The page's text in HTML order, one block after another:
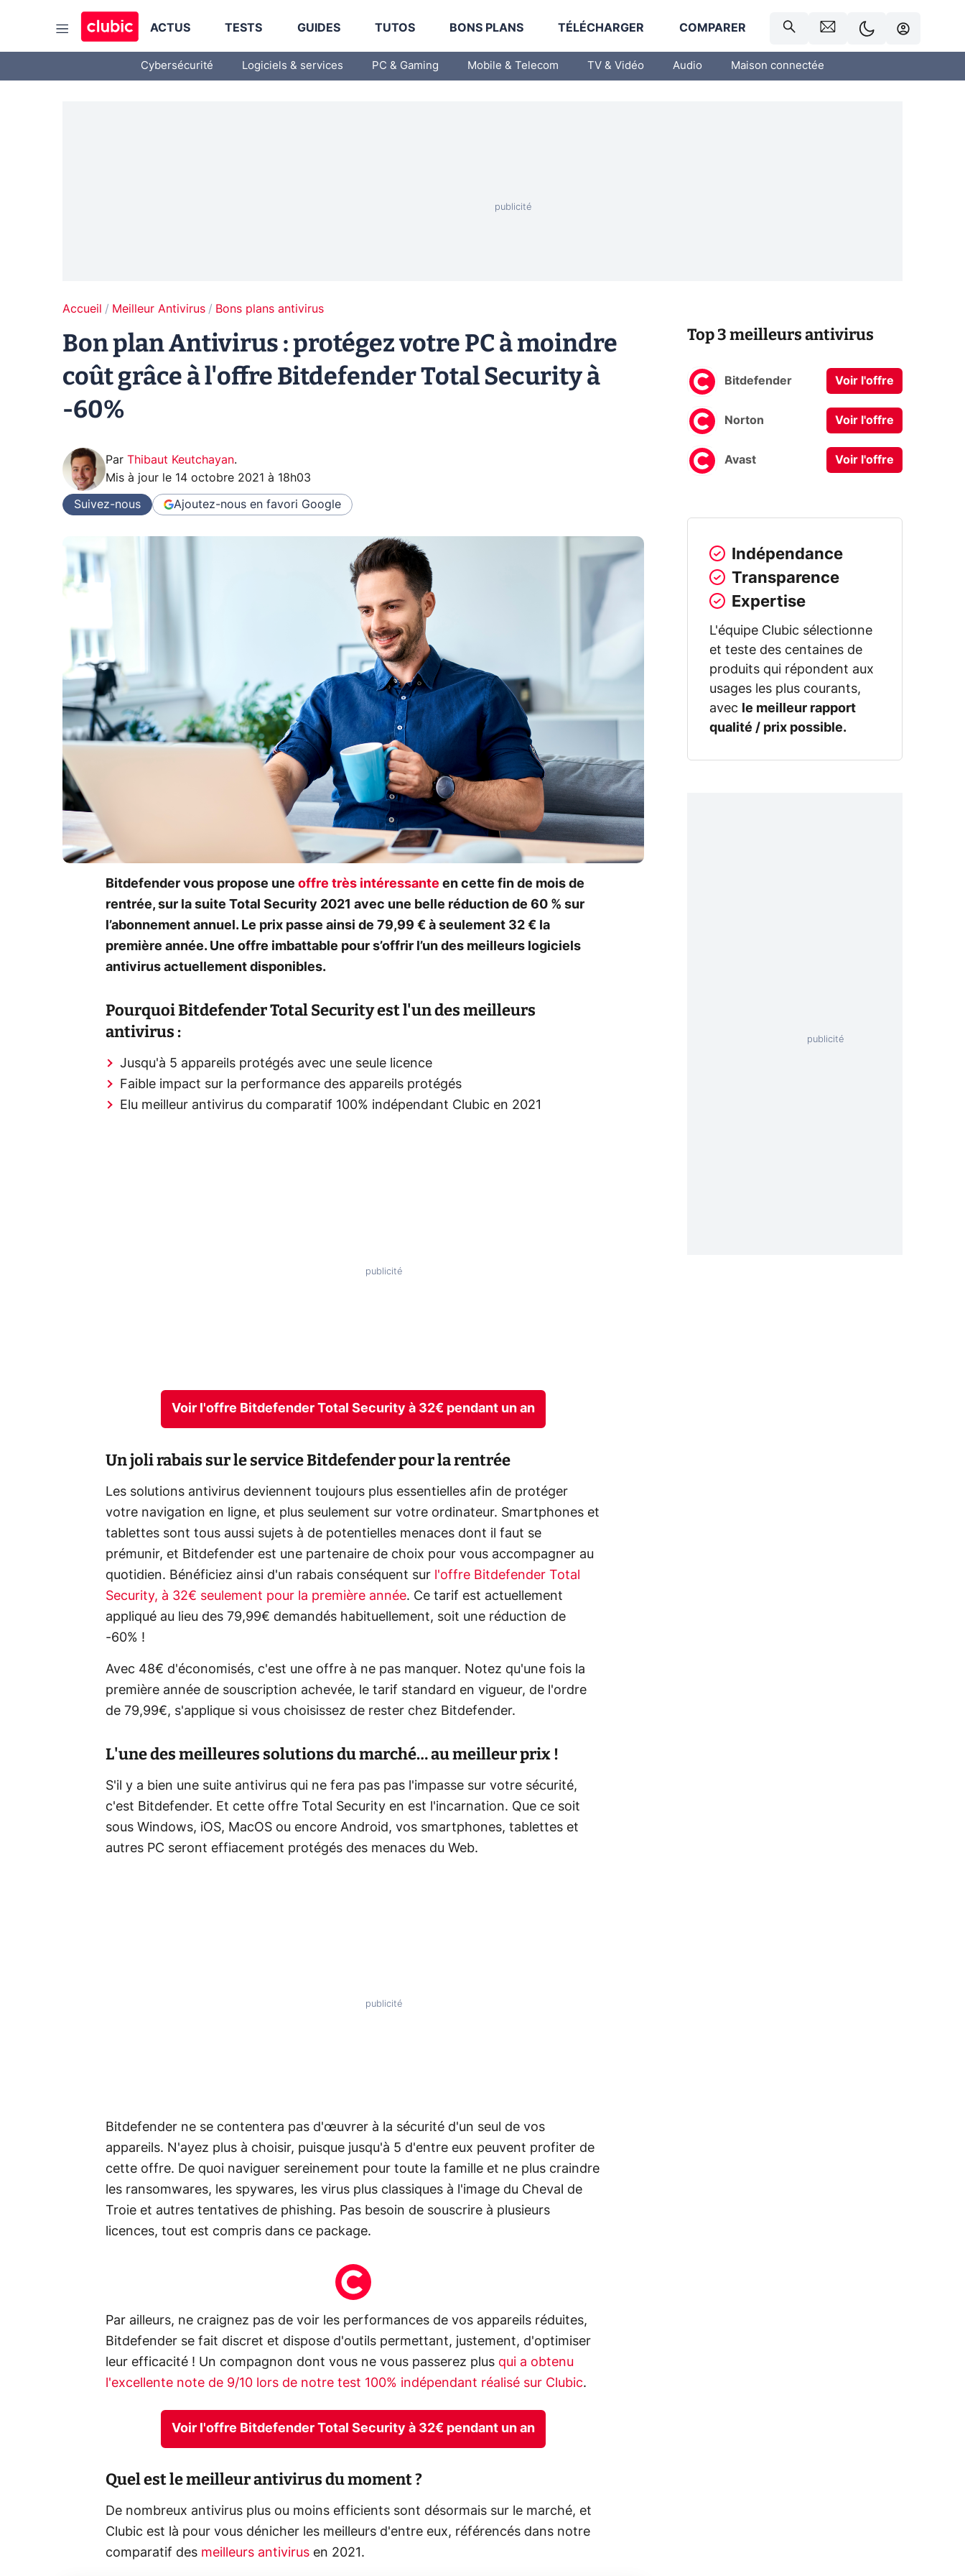
ACTUS TESTS GUIDES TUTOS BONS PLANS TÉLÉCHARGER COMPARER
Cybersécurité Logiciels & services PC & Gaming Mobile & Telecom TV & Vidéo Audio Maison connectée
Accueil Meilleur Antivirus Bons plans antivirus
Bon plan Antivirus : protégez votre PC à moindre
coût grâce à l'offre Bitdefender Total Security à
-60%
Par Thibaut Keutchayan.
Mis à jour le 14 octobre 2021 à 18h03
Suivez-nous Ajoutez-nous en favori Google
Bitdefender vous propose une offre très intéressante en cette fin de mois de
rentrée, sur la suite Total Security 2021 avec une belle réduction de 60 % sur
l’abonnement annuel. Le prix passe ainsi de 79,99 € à seulement 32 € la
première année. Une offre imbattable pour s’offrir l’un des meilleurs logiciels
antivirus actuellement disponibles.
Pourquoi Bitdefender Total Security est l'un des meilleurs
antivirus :
Jusqu'à 5 appareils protégés avec une seule licence
Faible impact sur la performance des appareils protégés
Elu meilleur antivirus du comparatif 100% indépendant Clubic en 2021
Voir l'offre Bitdefender Total Security à 32€ pendant un an
Un joli rabais sur le service Bitdefender pour la rentrée
Les solutions antivirus deviennent toujours plus essentielles afin de protéger
votre navigation en ligne, et plus seulement sur votre ordinateur. Smartphones et
tablettes sont tous aussi sujets à de potentielles menaces dont il faut se
prémunir, et Bitdefender est une partenaire de choix pour vous accompagner au
quotidien. Bénéficiez ainsi d'un rabais conséquent sur l'offre Bitdefender Total
Security, à 32€ seulement pour la première année. Ce tarif est actuellement
appliqué au lieu des 79,99€ demandés habituellement, soit une réduction de
-60% !
Avec 48€ d'économisés, c'est une offre à ne pas manquer. Notez qu'une fois la
première année de souscription achevée, le tarif standard en vigueur, de l'ordre
de 79,99€, s'applique si vous choisissez de rester chez Bitdefender.
L'une des meilleures solutions du marché… au meilleur prix !
S'il y a bien une suite antivirus qui ne fera pas pas l'impasse sur votre sécurité,
c'est Bitdefender. Et cette offre Total Security en est l'incarnation. Que ce soit
sous Windows, iOS, MacOS ou encore Android, vos smartphones, tablettes et
autres PC seront effiacement protégés des menaces du Web.
Bitdefender ne se contentera pas d'œuvrer à la sécurité d'un seul de vos
appareils. N'ayez plus à choisir, puisque jusqu'à 5 d'entre eux peuvent profiter de
cette offre. De quoi naviguer sereinement pour toute la famille et ne plus craindre
les ransomwares, les spywares, les virus plus classiques à l'image du Cheval de
Troie et autres tentatives de phishing. Pas besoin de souscrire à plusieurs
licences, tout est compris dans ce package.
Par ailleurs, ne craignez pas de voir les performances de vos appareils réduites,
Bitdefender se fait discret et dispose d'outils permettant, justement, d'optimiser
leur efficacité ! Un compagnon dont vous ne vous passerez plus qui a obtenu
l'excellente note de 9/10 lors de notre test 100% indépendant réalisé sur Clubic.
Voir l'offre Bitdefender Total Security à 32€ pendant un an
Quel est le meilleur antivirus du moment ?
De nombreux antivirus plus ou moins efficients sont désormais sur le marché, et
Clubic est là pour vous dénicher les meilleurs d'entre eux, référencés dans notre
comparatif des meilleurs antivirus en 2021.
Top 3 meilleurs antivirus
Bitdefender Voir l'offre
Norton Voir l'offre
Avast Voir l'offre
Indépendance
Transparence
Expertise
L'équipe Clubic sélectionne
et teste des centaines de
produits qui répondent aux
usages les plus courants,
avec
le meilleur rapport
qualité / prix possible.